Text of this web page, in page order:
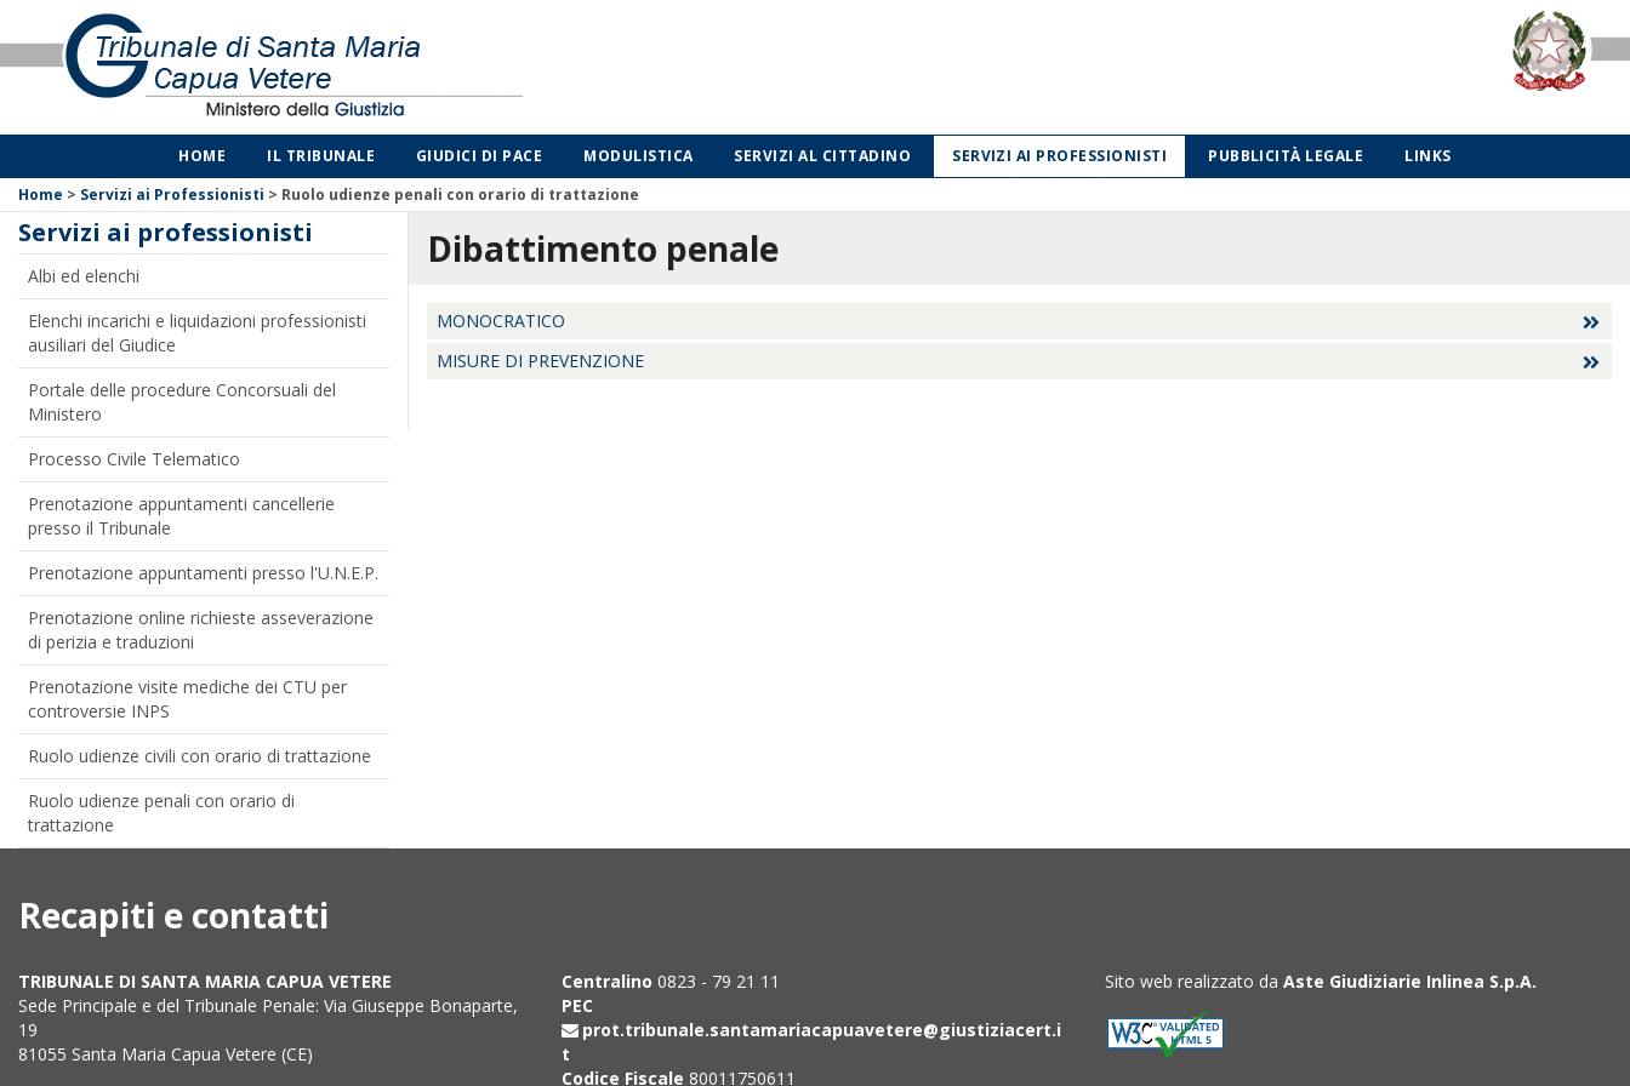
HOME IL TRIBUNALE GIUDICI DI PACE MODULISTICA SERVIZI AL CITTADINO SERVIZI AI PROFESSIONISTI PUBBLICITÀ LEGALE
LINKS
Home > Servizi ai Professionisti > Ruolo udienze penali con orario di trattazione
Servizi ai professionisti
Albi ed elenchi
Elenchi incarichi e liquidazioni professionisti
ausiliari del Giudice
Portale delle procedure Concorsuali del
Ministero
Processo Civile Telematico
Prenotazione appuntamenti cancellerie
presso il Tribunale
Prenotazione appuntamenti presso l'U.N.E.P.
Prenotazione online richieste asseverazione
di perizia e traduzioni
Prenotazione visite mediche dei CTU per
controversie INPS
Ruolo udienze civili con orario di trattazione
Ruolo udienze penali con orario di
trattazione
Dibattimento penale
MONOCRATICO
MISURE DI PREVENZIONE
Recapiti e contatti
TRIBUNALE DI SANTA MARIA CAPUA VETERE
Sede Principale e del Tribunale Penale: Via Giuseppe Bonaparte,
19
81055 Santa Maria Capua Vetere (CE)
Centralino 0823 - 79 21 11
PEC
prot.tribunale.santamariacapuavetere@giustiziacert.i
t
Codice Fiscale 80011750611
Sito web realizzato da Aste Giudiziarie Inlinea S.p.A.